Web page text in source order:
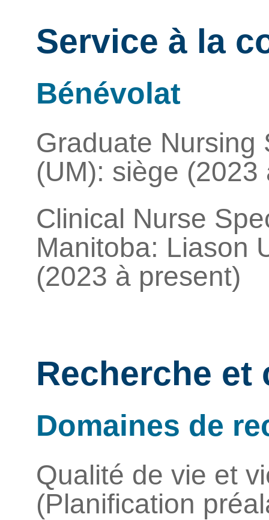
Service à la
Bénévolat
Graduate Nursing
(UM): siège (2023
Clinical Nurse
Manitoba: Liason
(2023 à present)
Recherche et
Domaines de
Qualité de vie et
(Planification